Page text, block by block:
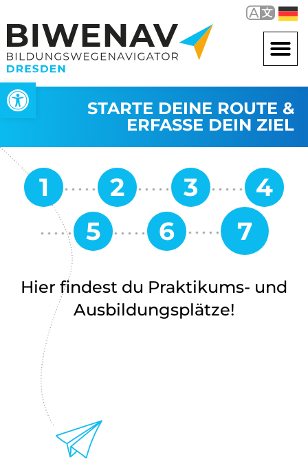
Werkzeugleiste öffnen
STARTE DEINE ROUTE &
ERFASSE DEIN ZIEL
Hier findest du Praktikums- und
Ausbildungsplätze!